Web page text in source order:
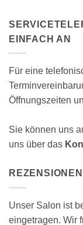
EINFACH AN
Für eine
Öffnungszeiten
Sie können uns
uns über das
Unser Salon ist
eingetragen. Wir